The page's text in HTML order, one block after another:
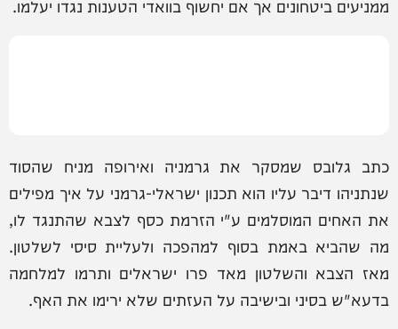
ממניעים ביטחונים אך אם יחשוף בוואדי הטענות נגדו יעלמו.
כתב גלובס שמסקר את גרמניה ואירופה מניח שהסוד
שנתניהו דיבר עליו הוא תכנון ישראלי-גרמני על איך מפילים
את האחים המוסלמים ע"י הזרמת כסף לצבא שהתנגד לו,
מה שהביא באמת בסוף למהפכה ולעליית סיסי לשלטון.
מאז הצבא והשלטון מאד פרו ישראלים ותרמו למלחמה
בדעא"ש בסיני ובישיבה על העזתים שלא ירימו את האף.